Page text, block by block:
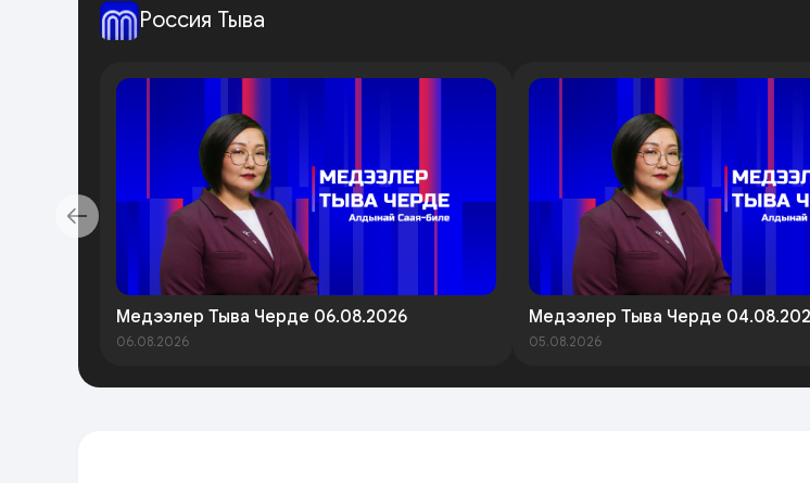
Россия Тыва
Медээлер Тыва Черде 06.08.2026
06.08.2026
Медээлер Тыва Черде
05.08.2026